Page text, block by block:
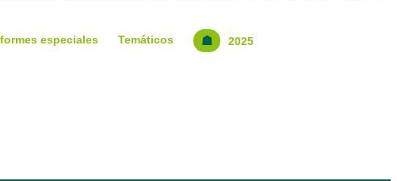
especiales Temáticos ☗ 2025